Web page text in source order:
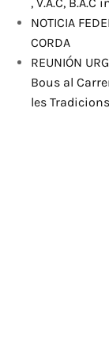
NOTICIA
CORDA
REUNIÓN
Bous al
les